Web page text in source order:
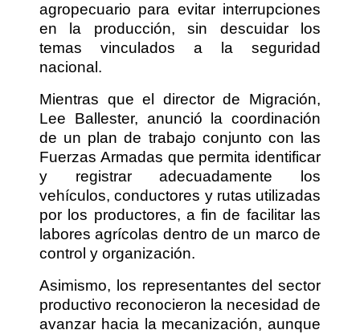
agropecuario para evitar interrupciones
en la producción, sin descuidar los
temas vinculados a la seguridad
nacional.
Mientras que el director de Migración,
Lee Ballester, anunció la coordinación
de un plan de trabajo conjunto con las
Fuerzas Armadas que permita identificar
y registrar adecuadamente los
vehículos, conductores y rutas utilizadas
por los productores, a fin de facilitar las
labores agrícolas dentro de un marco de
control y organización.
Asimismo, los representantes del sector
productivo reconocieron la necesidad de
avanzar hacia la mecanización, aunque